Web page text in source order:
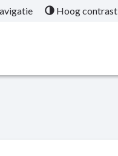
Hoog contrast